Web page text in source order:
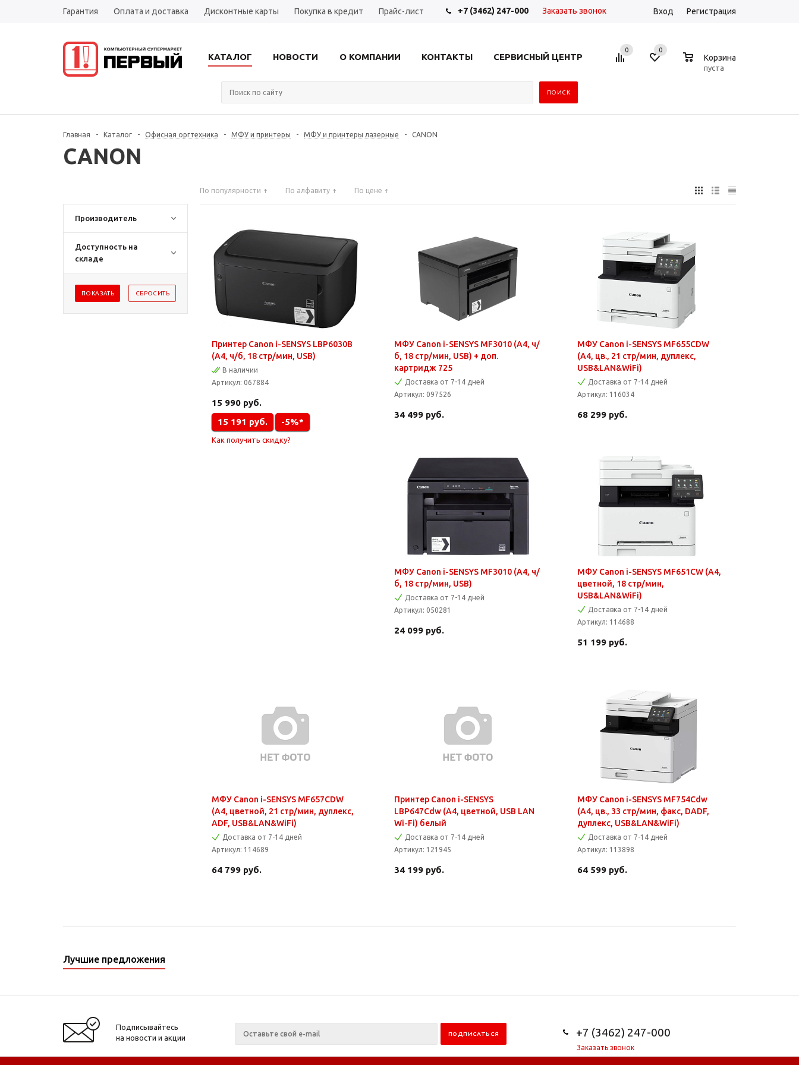
Гарантия Оплата и доставка Дисконтные карты Покупка в кредит Прайс-лист +7 (3462) 247-000 Заказать звонок Вход Регистрация
КАТАЛОГ НОВОСТИ О КОМПАНИИ КОНТАКТЫ СЕРВИСНЫЙ ЦЕНТР
0 0
Корзина
пуста
Главная - Каталог - Офисная оргтехника - МФУ и принтеры - МФУ и принтеры лазерные - CANON
CANON
Производитель
Доступность на
складе
По популярности По алфавиту По цене
Принтер Canon i-SENSYS LBP6030B
(A4, ч/б, 18 стр/мин, USB)
В наличии
Артикул: 067884
15 990 руб.
15 191 руб. -5%*
Как получить скидку?
МФУ Canon i-SENSYS MF3010 (A4, ч/
б, 18 стр/мин, USB) + доп.
картридж 725
Доставка от 7-14 дней
Артикул: 097526
34 499 руб.
МФУ Canon i-SENSYS MF655CDW
(A4, цв., 21 стр/мин, дуплекс,
USB&LAN&WiFi)
Доставка от 7-14 дней
Артикул: 116034
68 299руб.
МФУ Canon i-SENSYS MF3010 (A4, ч/
б, 18 стр/мин, USB)
Доставка от 7-14 дней
Артикул: 050281
24 099 руб.
МФУ Canon i-SENSYS MF651CW (A4,
цветной, 18 стр/мин,
USB&LAN&WiFi)
Доставка от 7-14 дней
Артикул: 114688
51 199руб.
МФУ Canon i-SENSYS MF657CDW
(A4, цветной, 21 стр/мин, дуплекс,
ADF, USB&LAN&WiFi)
Доставка от 7-14 дней
Артикул: 114689
64 799 руб.
Принтер Canon i-SENSYS
LBP647Cdw (A4, цветной, USB LAN
Wi-Fi) белый
Доставка от 7-14 дней
Артикул: 121945
34 199 руб.
МФУ Canon i-SENSYS MF754Cdw
(A4, цв., 33 стр/мин, факс, DADF,
дуплекс, USB&LAN&WiFi)
Доставка от 7-14 дней
Артикул: 113898
64 599руб.
Лучшие предложения
Подписывайтесь
на новости и акции
+7 (3462) 247-000
Заказать звонок